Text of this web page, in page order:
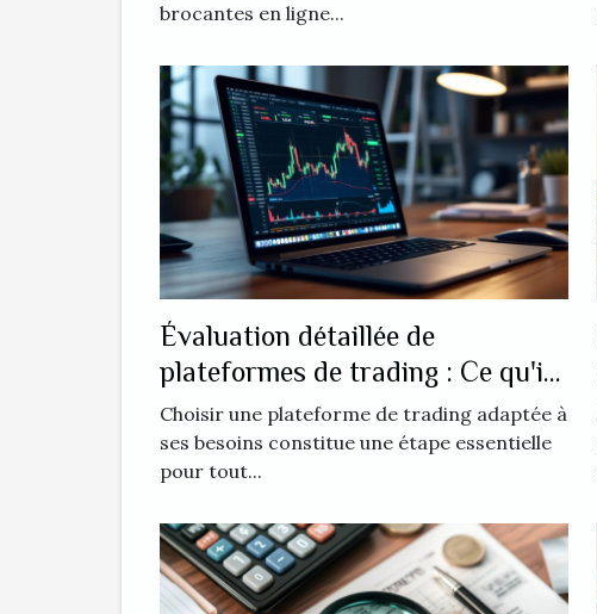
brocantes en ligne...
Évaluation détaillée de
plateformes de trading : Ce qu'il
faut chercher ?
Choisir une plateforme de trading adaptée à
ses besoins constitue une étape essentielle
pour tout...